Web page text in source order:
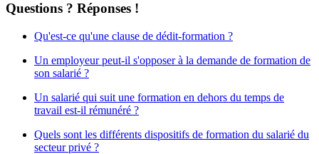
Questions ? Réponses !
Qu'est-ce qu'une clause de dédit-formation ?
Un employeur peut-il s'opposer à la demande de formation de
son salarié ?
Un salarié qui suit une formation en dehors du temps de
travail est-il rémunéré ?
Quels sont les différents dispositifs de formation du salarié du
secteur privé ?